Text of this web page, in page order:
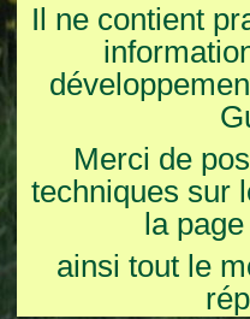
Il ne contient
Merci de
techniques sur
la
ainsi tout le